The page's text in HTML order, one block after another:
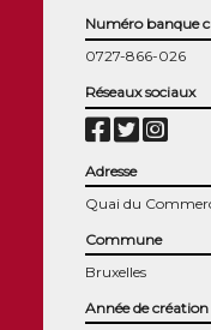
Numéro banque
0727-866-026
Réseaux sociaux
Adresse
Quai du
Commune
Bruxelles
Année de création